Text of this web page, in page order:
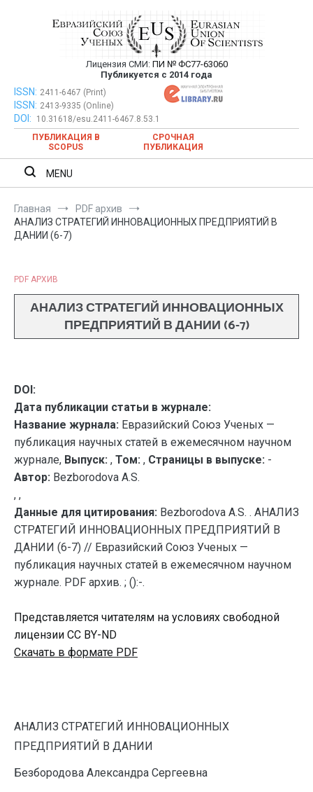
Евразийский Союз Ученых —
публикация научных статей в
ежемесячном научном журнале
Лицензия СМИ: ПИ № ФС77-63060
Публикуется с 2014 года
Евразийский Союз Ученых — публикация научных статей в
ежемесячном научном журнале
ISSN: 2411-6467 (Print)
ISSN: 2413-9335 (Online)
DOI:
10.31618/esu.2411-6467.8.53.1
ПУБЛИКАЦИЯ В
SCOPUS
СРОЧНАЯ
ПУБЛИКАЦИЯ
MENU
Главная
PDF архив
АНАЛИЗ СТРАТЕГИЙ ИННОВАЦИОННЫХ ПРЕДПРИЯТИЙ В
ДАНИИ (6-7)
PDF АРХИВ
АНАЛИЗ СТРАТЕГИЙ ИННОВАЦИОННЫХ
ПРЕДПРИЯТИЙ В ДАНИИ (6-7)
DOI:
Дата публикации статьи в журнале:
Название журнала: Евразийский Союз Ученых —
публикация научных статей в ежемесячном научном
журнале, Выпуск: , Том: , Страницы в выпуске: -
Автор: Bezborodova A.S.
, ,
Данные для цитирования: Bezborodova A.S. . АНАЛИЗ
СТРАТЕГИЙ ИННОВАЦИОННЫХ ПРЕДПРИЯТИЙ В
ДАНИИ (6-7) // Евразийский Союз Ученых —
публикация научных статей в ежемесячном научном
журнале. PDF архив. ; ():-.
Представляется читателям на условиях свободной
лицензии CC BY-ND
Скачать в формате PDF
АНАЛИЗ СТРАТЕГИЙ ИННОВАЦИОННЫХ
ПРЕДПРИЯТИЙ В ДАНИИ
Безбородова Александра Сергеевна